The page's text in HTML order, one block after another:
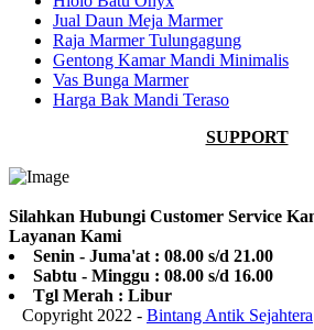
Jual Daun Meja Marmer
Raja Marmer Tulungagung
Gentong Kamar Mandi Minimalis
Vas Bunga Marmer
Harga Bak Mandi Teraso
SUPPORT
Silahkan Hubungi Customer Service
Layanan Kami
Senin - Juma'at : 08.00 s/d 21.00
Sabtu - Minggu : 08.00 s/d 16.00
Tgl Merah : Libur
Copyright 2022 - Bintang Antik Sejahtera